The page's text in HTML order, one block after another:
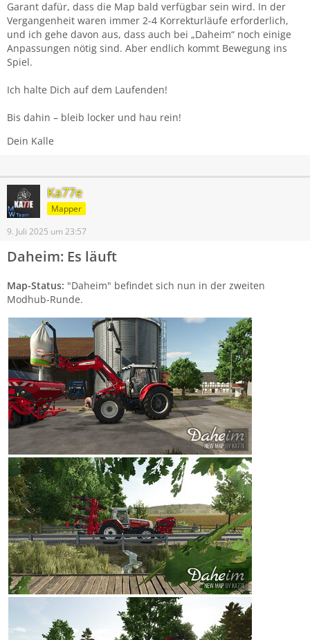
Garant dafür, dass die Map bald verfügbar sein wird. In der
Vergangenheit waren immer 2-4 Korrekturläufe erforderlich,
und ich gehe davon aus, dass auch bei „Daheim“ noch einige
Anpassungen nötig sind. Aber endlich kommt Bewegung ins
Spiel.
Ich halte Dich auf dem Laufenden!
Bis dahin – bleib locker und hau rein!
Dein Kalle
Ka77e
Mapper
9. Juli 2025 um 23:57
Daheim: Es läuft
Map-Status: "Daheim" befindet sich nun in der zweiten
Modhub-Runde.